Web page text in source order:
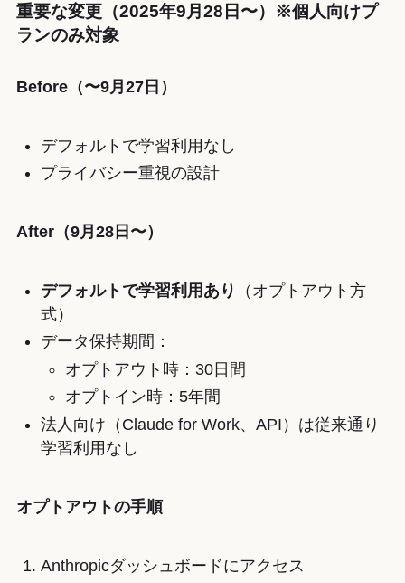
重要な変更（2025年9月28日〜）※個人向けプ
ランのみ対象
Before（〜9月27日）
デフォルトで学習利用なし
プライバシー重視の設計
After（9月28日〜）
デフォルトで学習利用あり
（オプトアウト方
式）
データ保持期間：
オプトアウト時：30日間
オプトイン時：5年間
法人向け（Claude for Work、API）は従来通り
学習利用なし
オプトアウトの手順
Anthropicダッシュボードにアクセス